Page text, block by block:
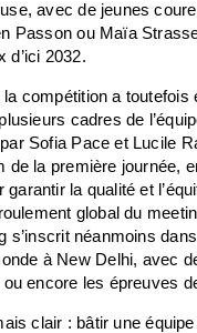
avec de jeunes
Passon ou Maïa
d’ici 2032.
compétition a
cadres de
Sofia Pace et Lucile
de la première journée,
garantir la qualité et
global du
s’inscrit néanmoins
à New Delhi, avec
encore les épreuves
clair : bâtir une